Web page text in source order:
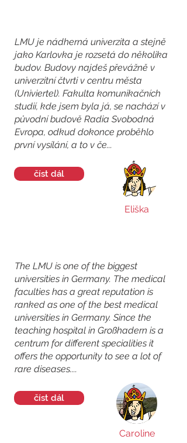
LMU je nádherná univerzita a stejně
jako Karlovka je rozsetá do několika
budov. Budovy najdeš převážně v
univerzitní čtvrti v centru města
(Univiertel). Fakulta komunikačních
studií, kde jsem byla já, se nachází v
původní budově Radia Svobodná
Evropa, odkud dokonce proběhlo
první vysílání, a to v če...
číst dál
Eliška
The LMU is one of the biggest
universities in Germany. The medical
faculties has a great reputation is
ranked as one of the best medical
universities in Germany. Since the
teaching hospital in Großhadern is a
centrum for different specialities it
offers the opportunity to see a lot of
rare diseases....
číst dál
Caroline